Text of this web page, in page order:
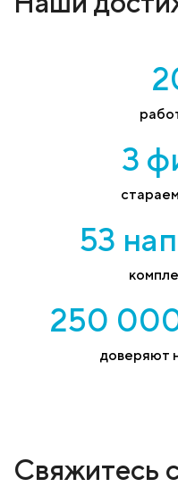
3
53
250
доверяют
Свяжитесь